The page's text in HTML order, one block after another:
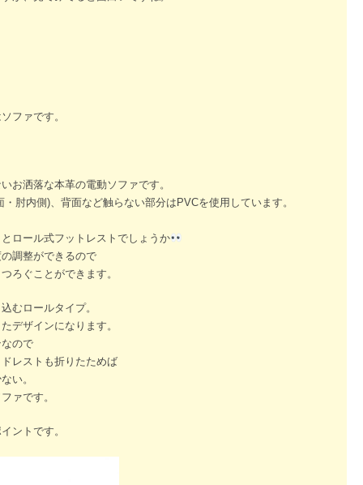
ファです。
お洒落な本革の電動ソファです。
肘内側)、背面など触らない部分はPVCを使用しています。
ロール式フットレストでしょうか
調整ができるので
ろぐことができます。
むロールタイプ。
デザインになります。
ので
レストも折りたためば
い。
ァです。
ントです。